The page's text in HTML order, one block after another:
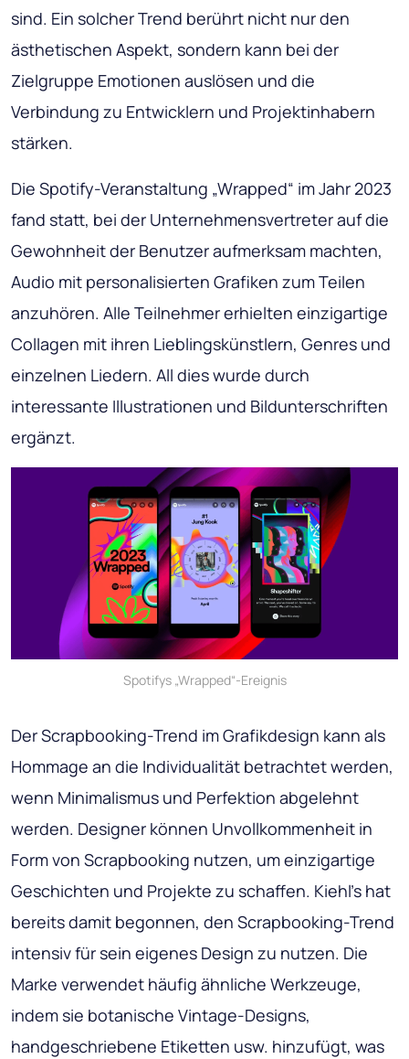
sind. Ein solcher Trend berührt nicht nur den
ästhetischen Aspekt, sondern kann bei der
Zielgruppe Emotionen auslösen und die
Verbindung zu Entwicklern und Projektinhabern
stärken.
Die Spotify-Veranstaltung „Wrapped“ im Jahr 2023
fand statt, bei der Unternehmensvertreter auf die
Gewohnheit der Benutzer aufmerksam machten,
Audio mit personalisierten Grafiken zum Teilen
anzuhören. Alle Teilnehmer erhielten einzigartige
Collagen mit ihren Lieblingskünstlern, Genres und
einzelnen Liedern. All dies wurde durch
interessante Illustrationen und Bildunterschriften
ergänzt.
Spotifys „Wrapped“-Ereignis
Der Scrapbooking-Trend im Grafikdesign kann als
Hommage an die Individualität betrachtet werden,
wenn Minimalismus und Perfektion abgelehnt
werden. Designer können Unvollkommenheit in
Form von Scrapbooking nutzen, um einzigartige
Geschichten und Projekte zu schaffen. Kiehl's hat
bereits damit begonnen, den Scrapbooking-Trend
intensiv für sein eigenes Design zu nutzen. Die
Marke verwendet häufig ähnliche Werkzeuge,
indem sie botanische Vintage-Designs,
handgeschriebene Etiketten usw. hinzufügt, was